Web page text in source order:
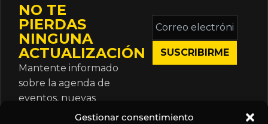
Gestionar consentimiento
NO TE
PIERDAS
NINGUNA
ACTUALIZACIÓN
Mantente informado
sobre la agenda de
eventos, nuevas
publicaciones y
Correo
electrónico
*